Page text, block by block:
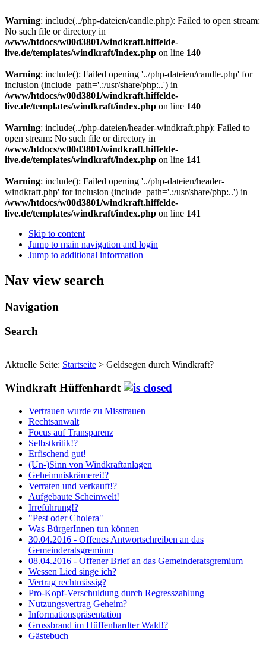
Warning: include(../php-dateien/candle.php): Failed to open stream:
No such file or directory in
/www/htdocs/w00d3801/windkraft.hiffelde-
live.de/templates/windkraft/index.php on line 140
Warning: include(): Failed opening '../php-dateien/candle.php' for
inclusion (include_path='.:/usr/share/php:..') in
/www/htdocs/w00d3801/windkraft.hiffelde-
live.de/templates/windkraft/index.php on line 140
Warning: include(../php-dateien/header-windkraft.php): Failed to
open stream: No such file or directory in
/www/htdocs/w00d3801/windkraft.hiffelde-
live.de/templates/windkraft/index.php on line 141
Warning: include(): Failed opening '../php-dateien/header-
windkraft.php' for inclusion (include_path='.:/usr/share/php:..') in
/www/htdocs/w00d3801/windkraft.hiffelde-
live.de/templates/windkraft/index.php on line 141
Skip to content
Jump to main navigation and login
Jump to additional information
Nav view search
Navigation
Search
Aktuelle Seite: Startseite > Geldsegen durch Windkraft?
Windkraft Hüffenhardt
Vertrauen wurde zu Misstrauen
Rechtsanwalt
Focus auf Transparenz
Selbstkritik!?
Erfischend gut!
(Un-)Sinn von Windkraftanlagen
Geheimniskrämerei!?
Verraten und verkauft!?
Aufgebaute Scheinwelt!
Irreführung!?
"Pest oder Cholera"
Was BürgerInnen tun können
30.04.2016 - Offenes Antwortschreiben an das
Gemeinderatsgremium
08.04.2016 - Offener Brief an das Gemeinderatsgremium
Wessen Lied singe ich?
Vertrag rechtmässig?
Pro-Kopf-Verschuldung durch Regresszahlung
Nutzungsvertrag Geheim?
Informationspräsentation
Grossbrand im Hüffenhardter Wald!?
Gästebuch